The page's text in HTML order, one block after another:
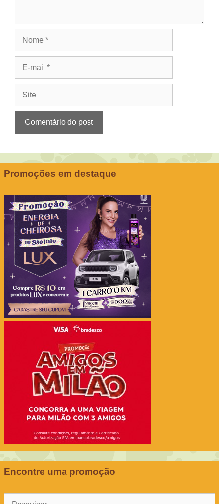
Promoções em destaque
Encontre uma promoção
Pesquisar